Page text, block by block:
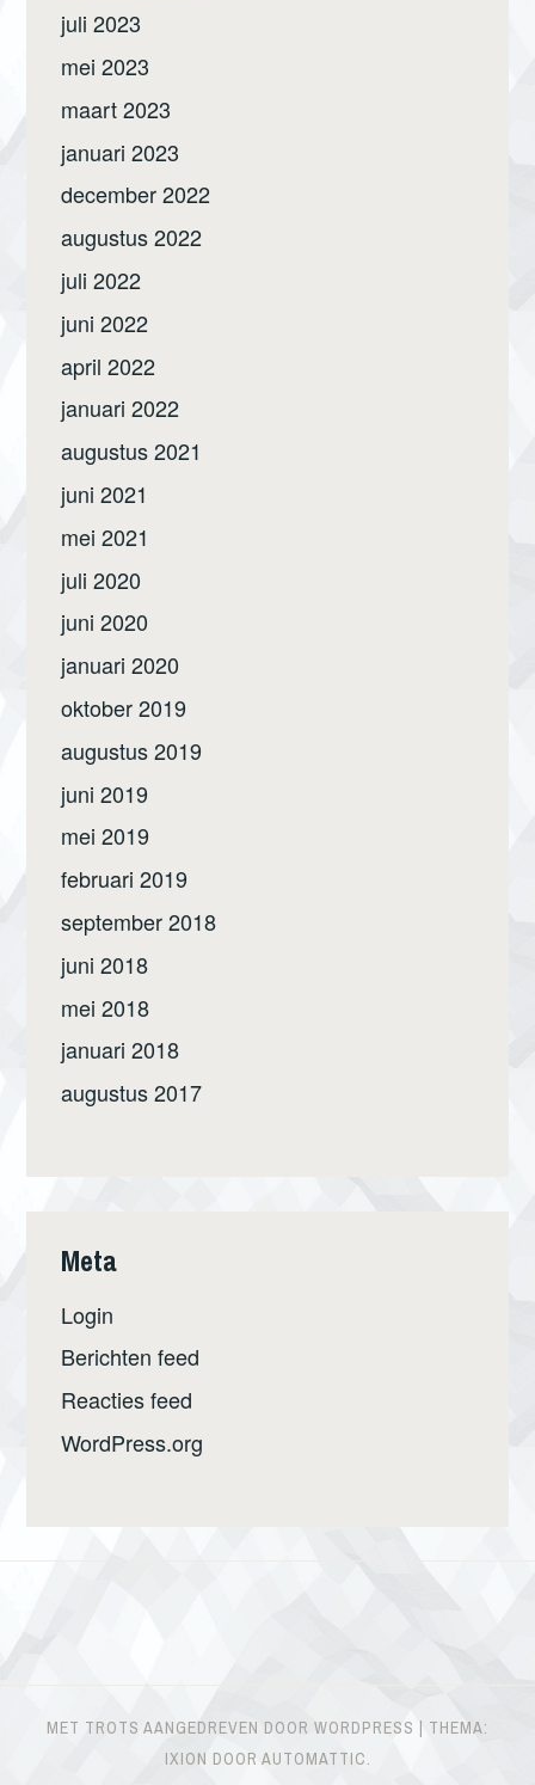
juli 2023
mei 2023
maart 2023
januari 2023
december 2022
augustus 2022
juli 2022
juni 2022
april 2022
januari 2022
augustus 2021
juni 2021
mei 2021
juli 2020
juni 2020
januari 2020
oktober 2019
augustus 2019
juni 2019
mei 2019
februari 2019
september 2018
juni 2018
mei 2018
januari 2018
augustus 2017
Meta
Login
Berichten feed
Reacties feed
WordPress.org
MET TROTS AANGEDREVEN DOOR WORDPRESS | THEMA:
IXION DOOR AUTOMATTIC.